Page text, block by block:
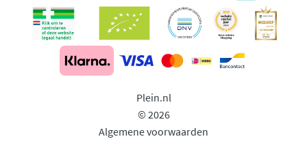
Plein.nl
© 2026
Algemene voorwaarden